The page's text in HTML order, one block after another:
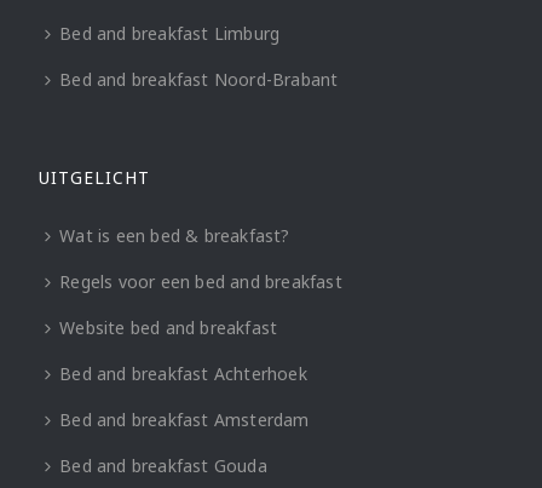
Bed and breakfast Limburg
Bed and breakfast Noord-Brabant
UITGELICHT
Wat is een bed & breakfast?
Regels voor een bed and breakfast
Website bed and breakfast
Bed and breakfast Achterhoek
Bed and breakfast Amsterdam
Bed and breakfast Gouda